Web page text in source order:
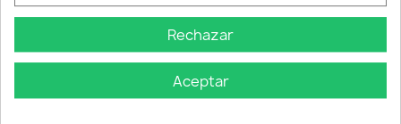
5
starstarstarstarstar
Rechazar
Aceptar
OBTÉN EL 5%